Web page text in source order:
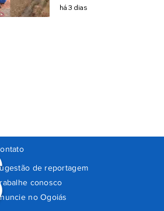
há 3 dias
de reportagem
conosco
no Ogoiás